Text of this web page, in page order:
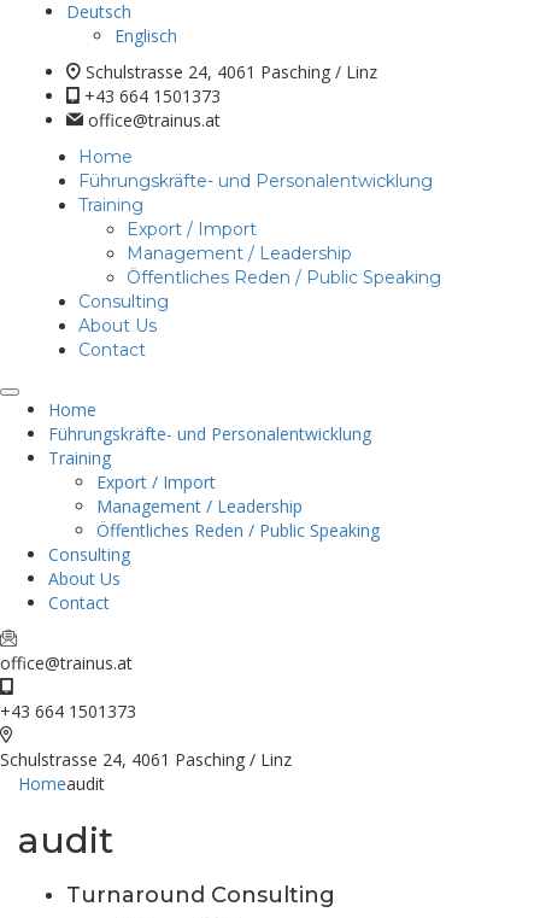
Deutsch
Englisch
Schulstrasse 24, 4061 Pasching / Linz
+43 664 1501373
office@trainus.at
Home
Führungskräfte- und Personalentwicklung
Training
Export / Import
Management / Leadership
Öffentliches Reden / Public Speaking
Consulting
About Us
Contact
Home
Führungskräfte- und Personalentwicklung
Training
Export / Import
Management / Leadership
Öffentliches Reden / Public Speaking
Consulting
About Us
Contact
office@trainus.at
+43 664 1501373
Schulstrasse 24, 4061 Pasching / Linz
Homeaudit
audit
Turnaround Consulting